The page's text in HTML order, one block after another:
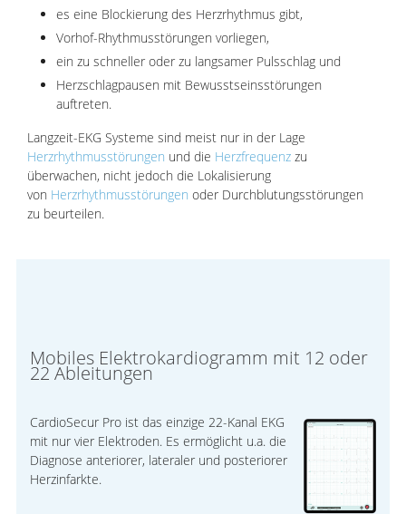
es eine Blockierung des Herzrhythmus gibt,
Vorhof-Rhythmusstörungen vorliegen,
ein zu schneller oder zu langsamer Pulsschlag und
Herzschlagpausen mit Bewusstseinsstörungen
auftreten.
Langzeit-EKG Systeme sind meist nur in der Lage
Herzrhythmusstörungen und die Herzfrequenz zu
überwachen, nicht jedoch die Lokalisierung
von Herzrhythmusstörungen oder Durchblutungsstörungen
zu beurteilen.
Mobiles Elektrokardiogramm mit 12 oder
22 Ableitungen
CardioSecur Pro ist das einzige 22-Kanal EKG
mit nur vier Elektroden. Es ermöglicht u.a. die
Diagnose anteriorer, lateraler und posteriorer
Herzinfarkte.